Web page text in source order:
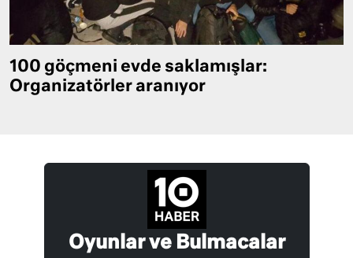
100 göçmeni evde saklamışlar:
Organizatörler aranıyor
Oyunlar ve Bulmacalar